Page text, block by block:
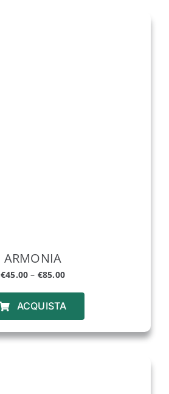
ARMONIA
€45.00 – €85.00
ACQUISTA